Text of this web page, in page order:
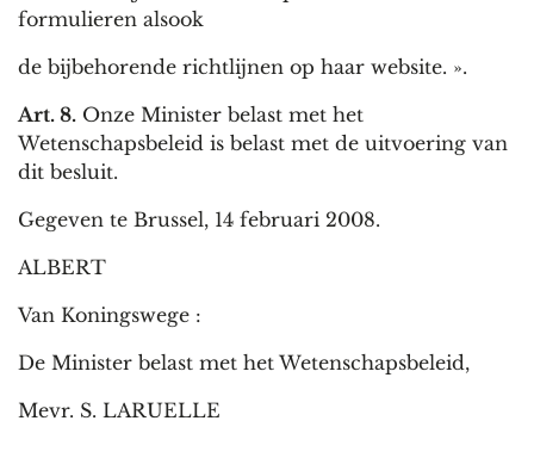
formulieren alsook
de bijbehorende richtlijnen op haar website. ».
Art. 8. Onze Minister belast met het
Wetenschapsbeleid is belast met de uitvoering van
dit besluit.
Gegeven te Brussel, 14 februari 2008.
ALBERT
Van Koningswege :
De Minister belast met het Wetenschapsbeleid,
Mevr. S. LARUELLE